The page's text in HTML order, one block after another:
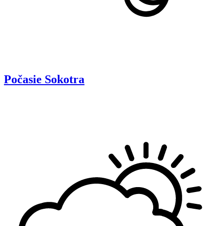
Počasie Sokotra